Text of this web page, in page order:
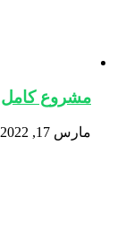
مشروع كامل
مارس 17, 2022